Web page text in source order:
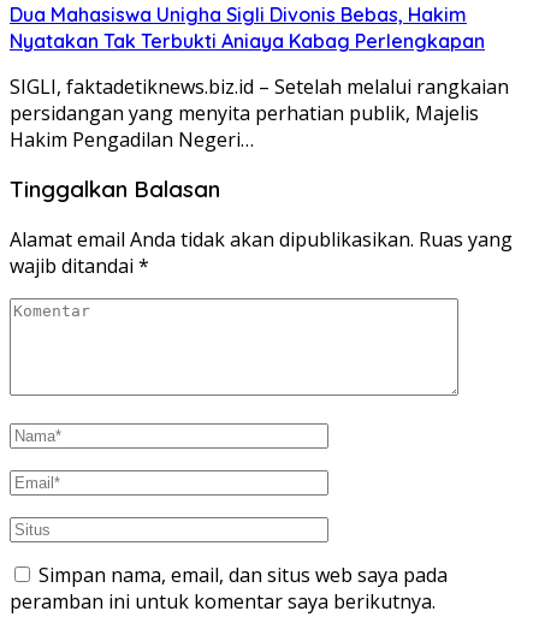
Dua Mahasiswa Unigha Sigli Divonis Bebas, Hakim
Nyatakan Tak Terbukti Aniaya Kabag Perlengkapan
SIGLI, faktadetiknews.biz.id – Setelah melalui rangkaian
persidangan yang menyita perhatian publik, Majelis
Hakim Pengadilan Negeri…
Tinggalkan Balasan
Alamat email Anda tidak akan dipublikasikan. Ruas yang
wajib ditandai *
Simpan nama, email, dan situs web saya pada
peramban ini untuk komentar saya berikutnya.